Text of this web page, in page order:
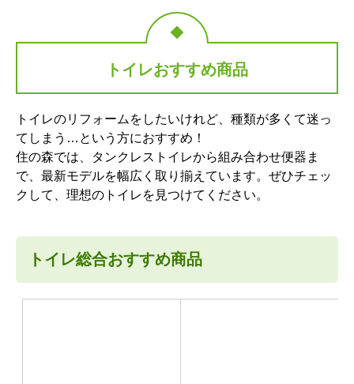
トイレおすすめ商品
トイレのリフォームをしたいけれど、種類が多くて迷っ
てしまう…という方におすすめ！
住の森では、タンクレストイレから組み合わせ便器ま
で、最新モデルを幅広く取り揃えています。ぜひチェッ
クして、理想のトイレを見つけてください。
トイレ総合おすすめ商品